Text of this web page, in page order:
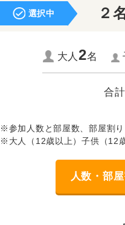
選択中 ２
大人2名
合
※参加人数と部屋数、部屋割
※大人（12歳以上）子供（12
人数・部